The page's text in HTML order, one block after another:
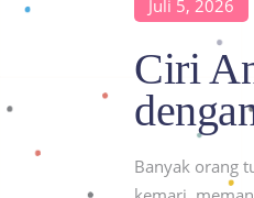
Home>
Juli 5, 2026
Ciri
Banyak orang